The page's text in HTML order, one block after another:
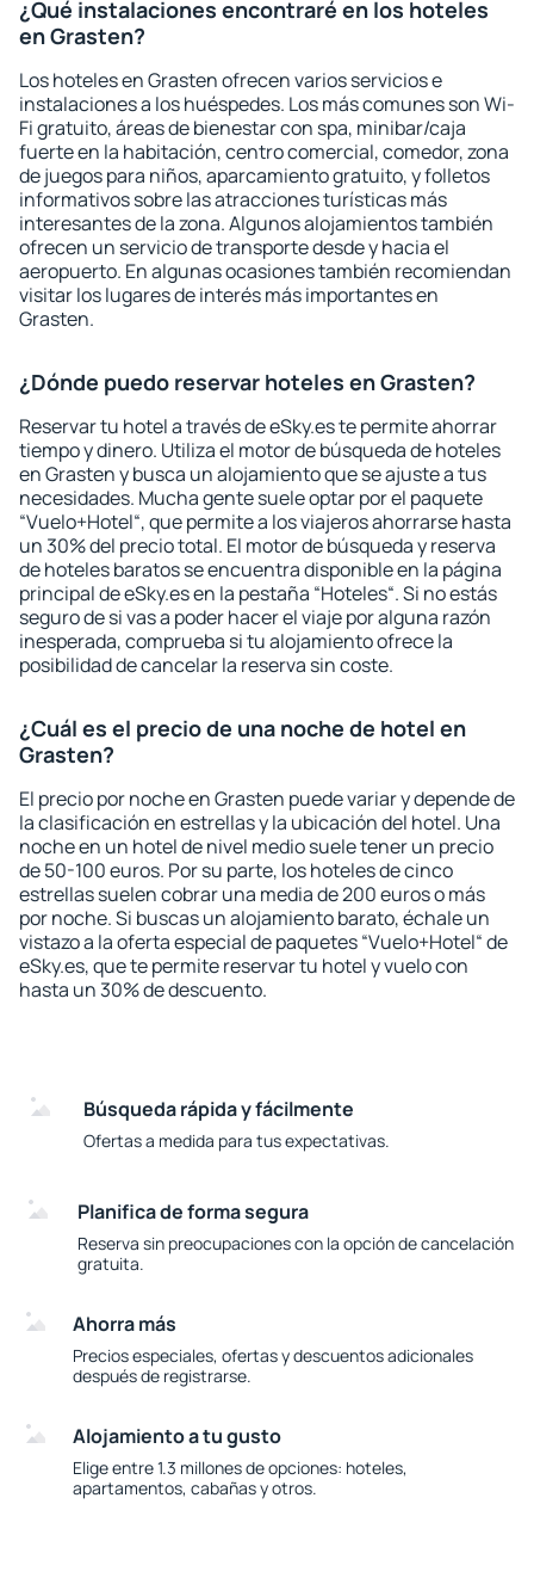
¿Qué instalaciones encontraré en los hoteles
en Grasten?
Los hoteles en Grasten ofrecen varios servicios e
instalaciones a los huéspedes. Los más comunes son Wi-
Fi gratuito, áreas de bienestar con spa, minibar/caja
fuerte en la habitación, centro comercial, comedor, zona
de juegos para niños, aparcamiento gratuito, y folletos
informativos sobre las atracciones turísticas más
interesantes de la zona. Algunos alojamientos también
ofrecen un servicio de transporte desde y hacia el
aeropuerto. En algunas ocasiones también recomiendan
visitar los lugares de interés más importantes en
Grasten.
¿Dónde puedo reservar hoteles en Grasten?
Reservar tu hotel a través de eSky.es te permite ahorrar
tiempo y dinero. Utiliza el motor de búsqueda de hoteles
en Grasten y busca un alojamiento que se ajuste a tus
necesidades. Mucha gente suele optar por el paquete
“Vuelo+Hotel“, que permite a los viajeros ahorrarse hasta
un 30% del precio total. El motor de búsqueda y reserva
de hoteles baratos se encuentra disponible en la página
principal de eSky.es en la pestaña “Hoteles“. Si no estás
seguro de si vas a poder hacer el viaje por alguna razón
inesperada, comprueba si tu alojamiento ofrece la
posibilidad de cancelar la reserva sin coste.
¿Cuál es el precio de una noche de hotel en
Grasten?
El precio por noche en Grasten puede variar y depende de
la clasificación en estrellas y la ubicación del hotel. Una
noche en un hotel de nivel medio suele tener un precio
de 50-100 euros. Por su parte, los hoteles de cinco
estrellas suelen cobrar una media de 200 euros o más
por noche. Si buscas un alojamiento barato, échale un
vistazo a la oferta especial de paquetes “Vuelo+Hotel“ de
eSky.es, que te permite reservar tu hotel y vuelo con
hasta un 30% de descuento.
Búsqueda rápida y fácilmente
Ofertas a medida para tus expectativas.
Planifica de forma segura
Reserva sin preocupaciones con la opción de cancelación
gratuita.
Ahorra más
Precios especiales, ofertas y descuentos adicionales
después de registrarse.
Alojamiento a tu gusto
Elige entre 1.3 millones de opciones: hoteles,
apartamentos, cabañas y otros.